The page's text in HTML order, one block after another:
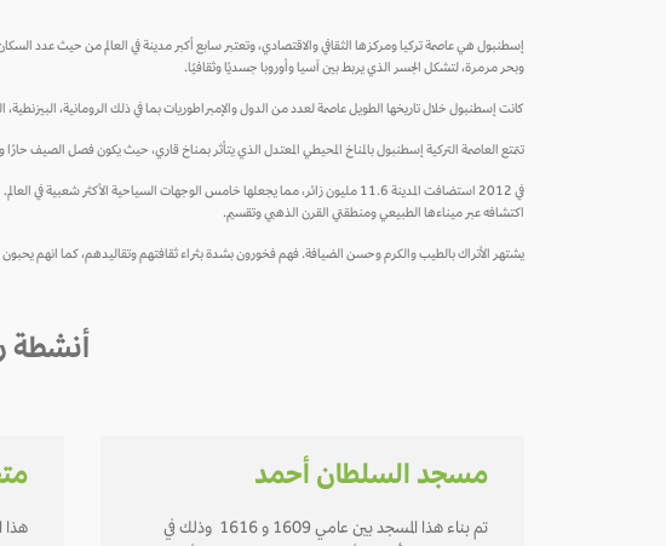
وبحر مرمرة، لتشكل الجسر الذي يربط بين آسيا وأوروبا جسديًا وثقافيًا.
كانت إسطنبول خلال تاريخها الطويل عاصمة لعدد من الدول والإمبراطوريات بما في ذلك الرومانية، البيزنطية،
تتمتع العاصمة التركية إسطنبول بالمناخ المحيطي المعتدل الذي يتأثر بمناخ قاري، حيث يكون فصل الصيف حارًا
في 2012 استضافت المدينة 11.6 مليون زائر، مما يجعلها خامس الوجهات السياحية
اكتشافه عبر ميناءها الطبيعي ومنطقتي القرن الذهبي وتقسيم.
يشتهر الأتراك بالطيب والكرم وحسن الضيافة. فهم فخورون بشدة بثراء ثقافتهم وتقاليدهم، كما انهم يحبون
أنشطة
مسجد السلطان أحمد
تم بناء هذا المسجد بين عامي 1609 و 1616 وذلك في
هذا